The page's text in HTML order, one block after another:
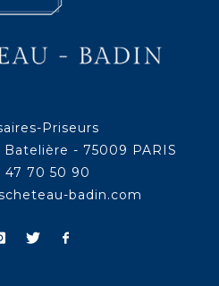
Priseurs
Batelière - 75009 PARIS
47 70 50 90
badin.com